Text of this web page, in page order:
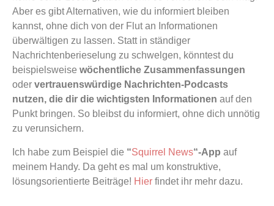
Aber es gibt Alternativen, wie du informiert bleiben
kannst, ohne dich von der Flut an Informationen
überwältigen zu lassen. Statt in ständiger
Nachrichtenberieselung zu schwelgen, könntest du
beispielsweise wöchentliche Zusammenfassungen
oder vertrauenswürdige Nachrichten-Podcasts
nutzen, die dir die wichtigsten Informationen auf den
Punkt bringen. So bleibst du informiert, ohne dich unnötig
zu verunsichern.
Ich habe zum Beispiel die “Squirrel News“-App auf
meinem Handy. Da geht es mal um konstruktive,
lösungsorientierte Beiträge! Hier findet ihr mehr dazu.